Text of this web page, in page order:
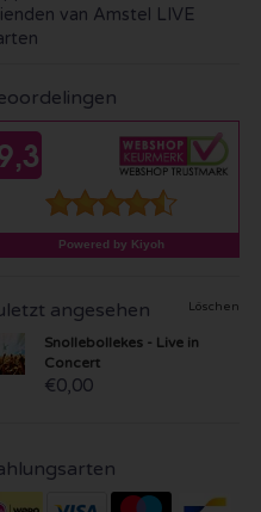
van Amstel LIVE
angesehen Löschen
Snollebollekes - Live in
Concert
€0,00